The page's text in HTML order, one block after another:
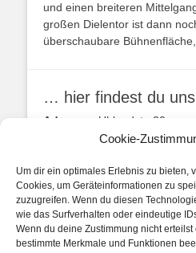
Cookie-
Um dir ein optimales Erlebnis zu bieten,
Cookies, um Geräteinformationen zu
zuzugreifen. Wenn du diesen
wie das Surfverhalten oder eindeutige
Wenn du deine Zustimmung nicht
bestimmte Merkmale und Funktionen
und einen breiteren
großen Dielentor ist dann
überschaubare Bühnenfläche,
… hier findest du
Adresse: Uhlandstr. 20
49134 Wallenhorst